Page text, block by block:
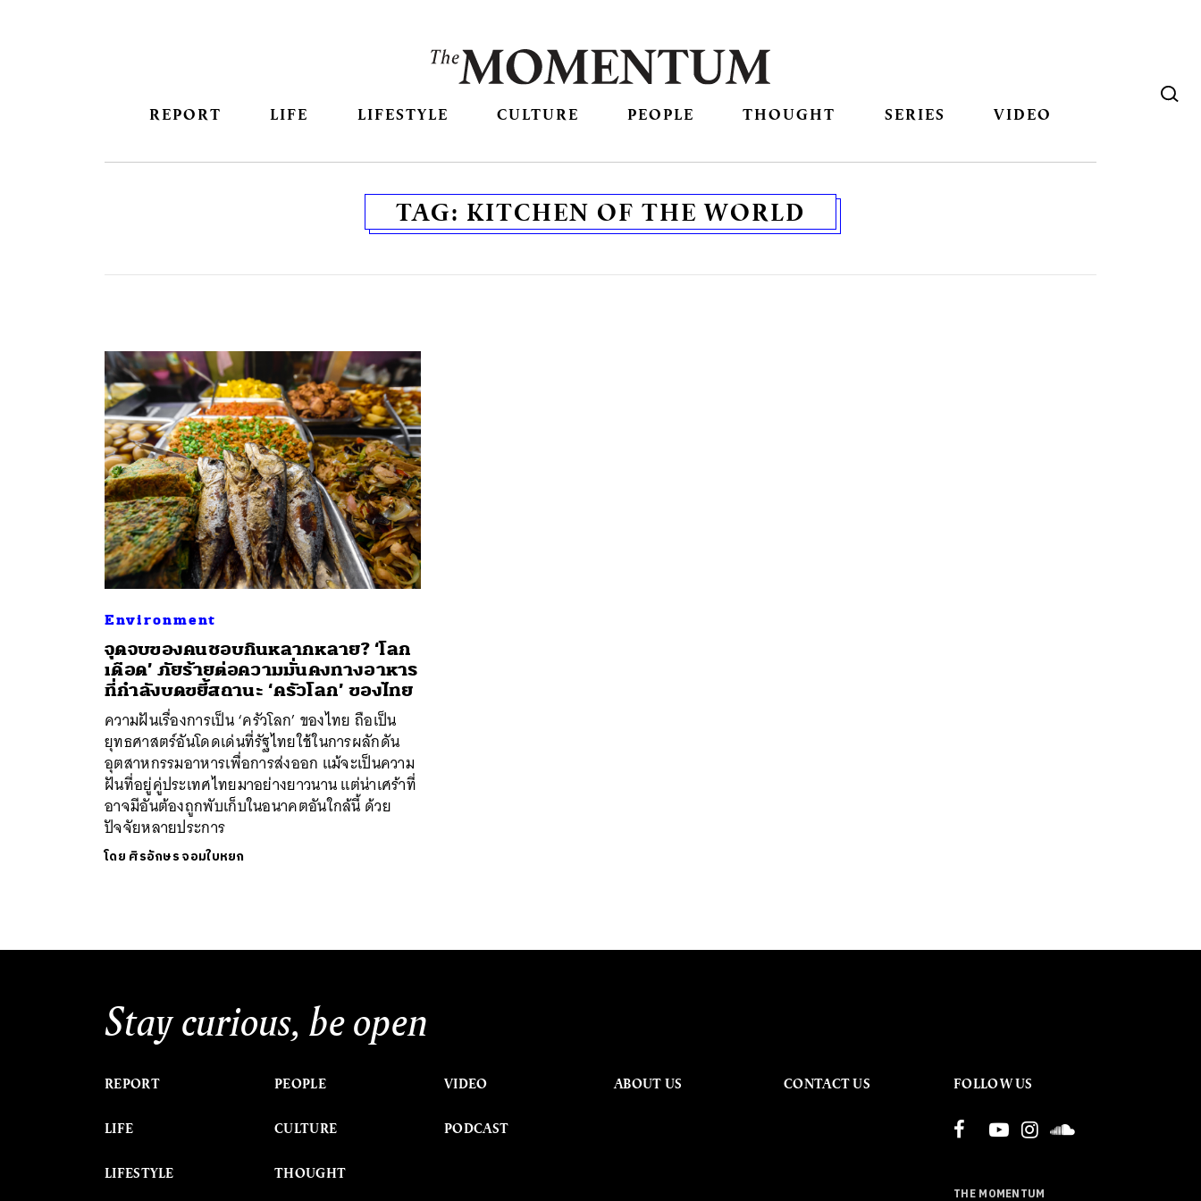
REPORT LIFE LIFESTYLE CULTURE PEOPLE THOUGHT SERIES VIDEO
TAG: KITCHEN OF THE WORLD
Environment
จุดจบของคนชอบกินหลากหลาย? ‘โลก
เดือด’ ภัยร้ายต่อความมั่นคงทางอาหาร
ที่กำลังบดขยี้สถานะ ‘ครัวโลก’ ของไทย
ความฝันเรื่องการเป็น ‘ครัวโลก’ ของไทย ถือเป็น
ยุทธศาสตร์อันโดดเด่นที่รัฐไทยใช้ในการผลักดัน
อุตสาหกรรมอาหารเพื่อการส่งออก แม้จะเป็นความ
ฝันที่อยู่คู่ประเทศไทยมาอย่างยาวนาน แต่น่าเศร้าที่
อาจมีอันต้องถูกพับเก็บในอนาคตอันใกล้นี้ ด้วย
ปัจจัยหลายประการ
โดย ศิรอักษร จอมใบหยก
Stay curious, be open
REPORT
LIFE
LIFESTYLE
PEOPLE
CULTURE
THOUGHT
VIDEO
PODCAST
ABOUT US CONTACT US FOLLOW US
THE MOMENTUM
ค้นหา